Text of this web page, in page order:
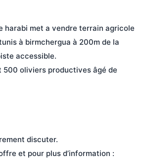
harabi met a vendre terrain agricole
à birmchergua à 200m de la
accessible.
oliviers productives âgé de
discuter.
et pour plus d’information :